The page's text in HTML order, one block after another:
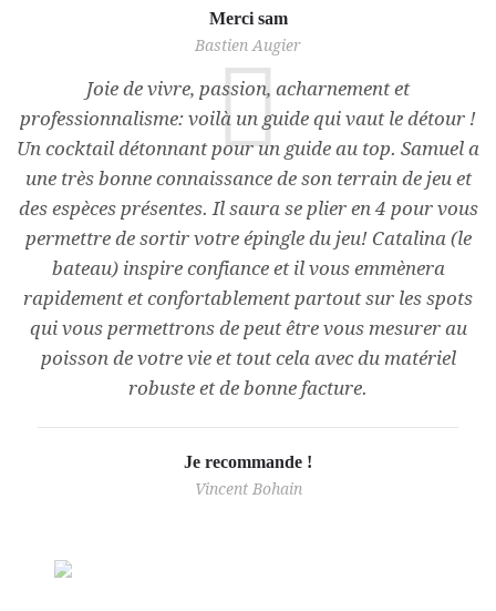
Merci sam
Bastien Augier
Joie de vivre, passion, acharnement et
professionnalisme: voilà un guide qui vaut le détour !
Un cocktail détonnant pour un guide au top. Samuel a
une très bonne connaissance de son terrain de jeu et
des espèces présentes. Il saura se plier en 4 pour vous
permettre de sortir votre épingle du jeu! Catalina (le
bateau) inspire confiance et il vous emmènera
rapidement et confortablement partout sur les spots
qui vous permettrons de peut être vous mesurer au
poisson de votre vie et tout cela avec du matériel
robuste et de bonne facture.
Je recommande !
Vincent Bohain